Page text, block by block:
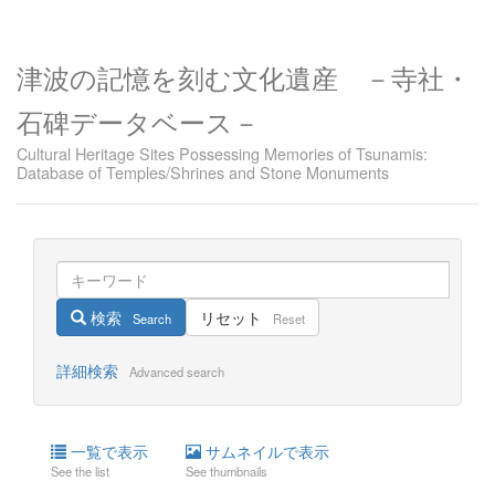
津波の記憶を刻む文化遺産 －寺社・
石碑データベース－
Cultural Heritage Sites Possessing Memories of Tsunamis:
Database of Temples/Shrines and Stone Monuments
検索 Search リセット Reset
詳細検索 Advanced search
一覧で表示
See the list
サムネイルで表示
See thumbnails